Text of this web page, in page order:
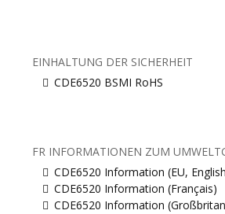
EINHALTUNG DER SICHERHEIT
CDE6520 BSMI RoHS
FR INFORMATIONEN ZUM
CDE6520 Information (EU,
CDE6520 Information (Français)
CDE6520 Information